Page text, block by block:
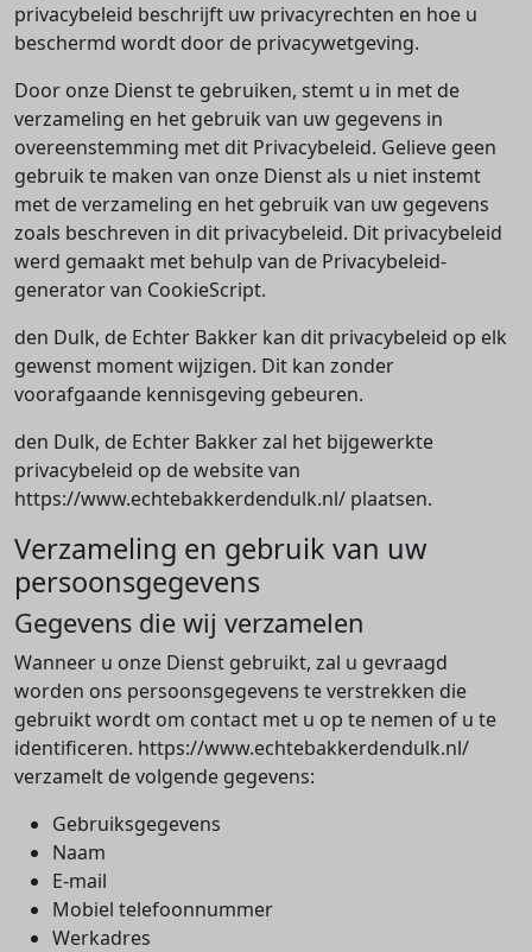
privacybeleid beschrijft uw privacyrechten en hoe u
beschermd wordt door de privacywetgeving.
Door onze Dienst te gebruiken, stemt u in met de
verzameling en het gebruik van uw gegevens in
overeenstemming met dit Privacybeleid. Gelieve geen
gebruik te maken van onze Dienst als u niet instemt
met de verzameling en het gebruik van uw gegevens
zoals beschreven in dit privacybeleid. Dit privacybeleid
werd gemaakt met behulp van de Privacybeleid-
generator van CookieScript.
den Dulk, de Echter Bakker kan dit privacybeleid op elk
gewenst moment wijzigen. Dit kan zonder
voorafgaande kennisgeving gebeuren.
den Dulk, de Echter Bakker zal het bijgewerkte
privacybeleid op de website van
https://www.echtebakkerdendulk.nl/ plaatsen.
Verzameling en gebruik van uw
persoonsgegevens
Gegevens die wij verzamelen
Wanneer u onze Dienst gebruikt, zal u gevraagd
worden ons persoonsgegevens te verstrekken die
gebruikt wordt om contact met u op te nemen of u te
identificeren. https://www.echtebakkerdendulk.nl/
verzamelt de volgende gegevens:
Gebruiksgegevens
Naam
E-mail
Mobiel telefoonnummer
Werkadres